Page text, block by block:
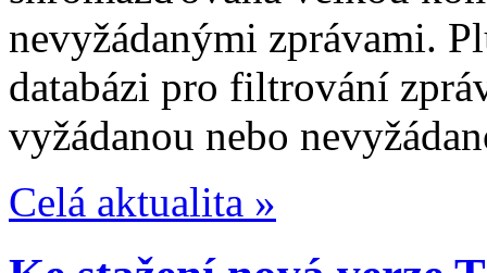
nevyžádanými zprávami.
databázi pro filtrování
vyžádanou nebo
Celá aktualita »